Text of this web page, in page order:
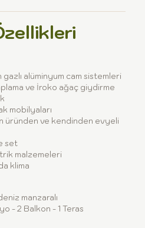
manzaralı
- 2 Balkon - 1 Teras
alüminyum cam sistemleri
ve İroko ağaç giydirme
mobilyaları
üründen ve kendinden evyeli
set
malzemeleri
klima